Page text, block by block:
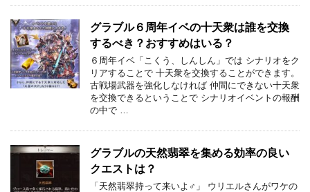
グラブル６周年イベの十天衆は誰を交換
するべき？おすすめはいる？
６周年イベ「こくう、しんしん」では シナリオをク
リアすることで 十天衆を交換することができます。
古戦場武器を強化しなければ 仲間にできない十天衆
を交換できるということで シナリオイベントの報酬
の中で …
グラブルの天然翡翠を集める効率の良い
クエストは？
「天然翡翠持って来いよ♂」 ウリエルさんがワケの